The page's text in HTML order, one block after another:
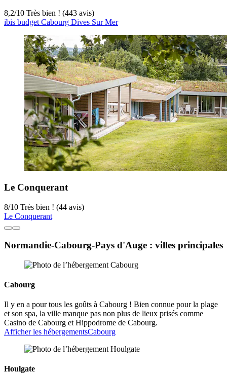
8,2/10 Très bien ! (443 avis)
ibis budget Cabourg Dives Sur Mer
Le Conquerant
8/10 Très bien ! (44 avis)
Le Conquerant
Normandie-Cabourg-Pays d'Auge : villes principales
Cabourg
Il y en a pour tous les goûts à Cabourg ! Bien connue pour la plage
et son spa, la ville manque pas non plus de lieux prisés comme
Casino de Cabourg et Hippodrome de Cabourg.
Afficher les hébergementsCabourg
Houlgate